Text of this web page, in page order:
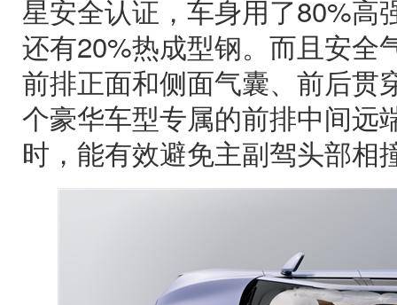
星安全认证，车身用了80%高
还有20%热成型钢。而且安全
前排正面和侧面气囊、前后贯
个豪华车型专属的前排中间远
时，能有效避免主副驾头部相